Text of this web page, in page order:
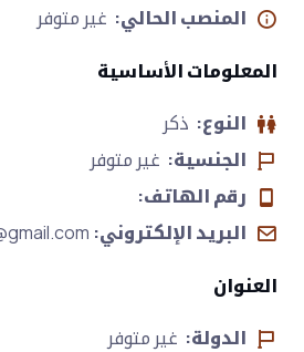
المنصب الحالي: غير متوفر
المعلومات الأساسية
النوع: ذكر
الجنسية: غير متوفر
رقم الهاتف:
البريد الإلكتروني:
العنوان
الدولة: غير متوفر